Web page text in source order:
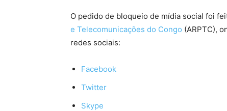
O pedido de bloqueio de mídia social foi
e Telecomunicações do Congo (ARPTC),
redes sociais:
Facebook
Twitter
Skype